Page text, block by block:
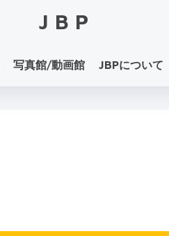
JBP
写真館/動画館 JBPについて